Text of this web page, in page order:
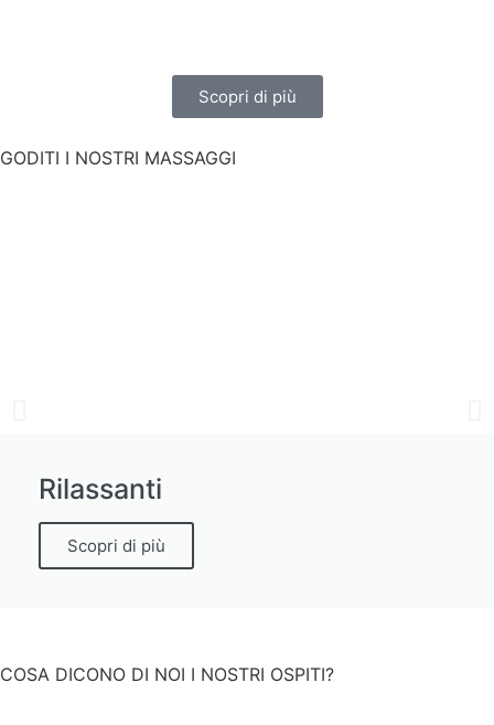
Scopri di più
GODITI I NOSTRI MASSAGGI
Rilassanti
Scopri di più
COSA DICONO DI NOI I NOSTRI OSPITI?